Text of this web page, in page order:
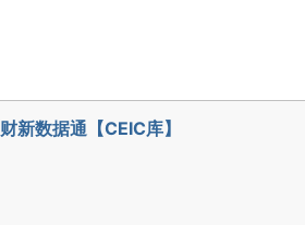
财新数据通【CEIC库】